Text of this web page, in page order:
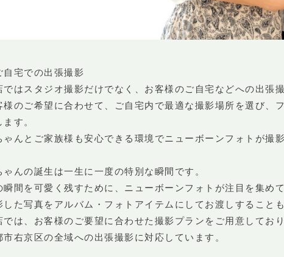
宅での出張撮影
ではスタジオ撮影だけでなく、お客様のご自宅などへの出張
様のご希望に合わせて、ご自宅内で最適な撮影場所を選び、
す。
ゃんとご家族様も安心できる環境でニューボーンフォトが撮
ゃんの誕生は一生に一度の特別な瞬間です。
瞬間を可愛く残すために、ニューボーンフォトが注目を集めて
した写真をアルバム・フォトアイテムにしてお渡しすることも
では、お客様のご要望に合わせた撮影プランをご用意してお
市右京区の全域への出張撮影に対応しています。